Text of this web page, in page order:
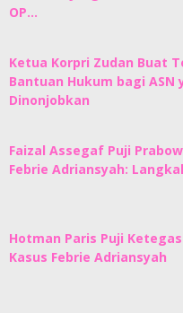
OP…
Ketua Korpri Zudan Buat
Bantuan Hukum bagi ASN
Dinonjobkan
Faizal Assegaf Puji
Febrie Adriansyah:
Hotman Paris Puji
Kasus Febrie Adriansyah